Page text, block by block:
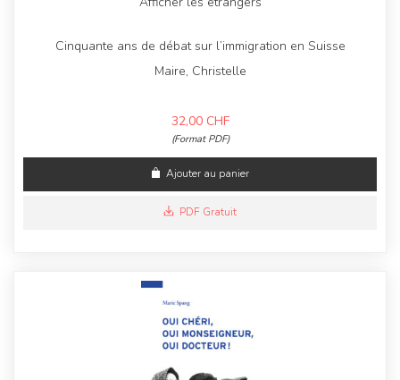
Cinquante ans de débat sur l’immigration en Suisse
Maire, Christelle
32,00 CHF
(Format PDF)
Ajouter au panier
PDF Gratuit